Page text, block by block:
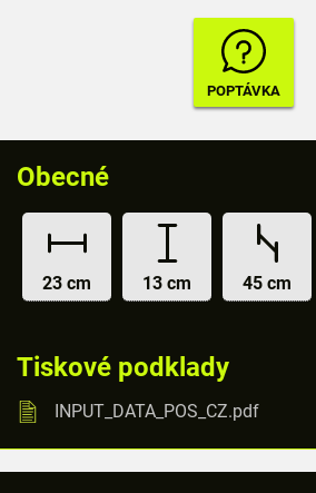
Obecné
23 cm 13 cm 45 cm
Tiskové podklady
INPUT_DATA_POS_CZ.pdf